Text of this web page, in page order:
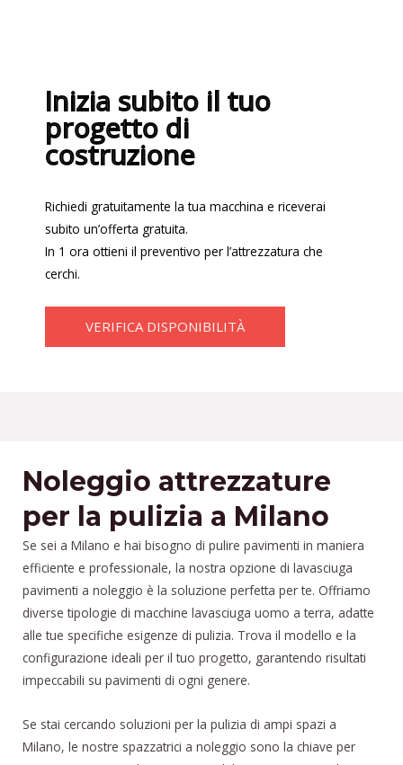
Inizia subito il tuo
progetto di
costruzione
Richiedi gratuitamente la tua macchina e riceverai
subito un’offerta gratuita.
In 1 ora ottieni il preventivo per l’attrezzatura che
cerchi.
VERIFICA DISPONIBILITÀ
Noleggio attrezzature
per la pulizia a Milano
Se sei a Milano e hai bisogno di pulire pavimenti in maniera
efficiente e professionale, la nostra opzione di lavasciuga
pavimenti a noleggio è la soluzione perfetta per te. Offriamo
diverse tipologie di macchine lavasciuga uomo a terra, adatte
alle tue specifiche esigenze di pulizia. Trova il modello e la
configurazione ideali per il tuo progetto, garantendo risultati
impeccabili su pavimenti di ogni genere.
Se stai cercando soluzioni per la pulizia di ampi spazi a
Milano, le nostre spazzatrici a noleggio sono la chiave per